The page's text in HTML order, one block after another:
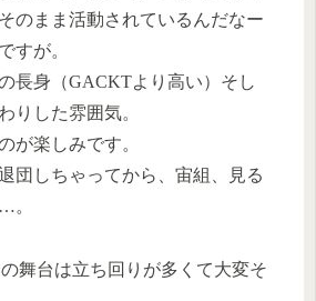
のまま活動されているんだなー
すが。
長身（GACKTより高い）そし
りした雰囲気。
が楽しみです。
団しちゃってから、宙組、見る
。
の舞台は立ち回りが多くて大変そ